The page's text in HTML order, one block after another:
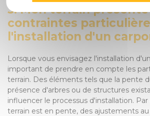
3. Mon terrain
contraintes
l'installation d'un
Lorsque vous envisagez l'installation
important de prendre en compte les
terrain. Des éléments tels que la pente
présence d'arbres ou de structures
influencer le processus d'installation.
terrain est en pente, des ajustements